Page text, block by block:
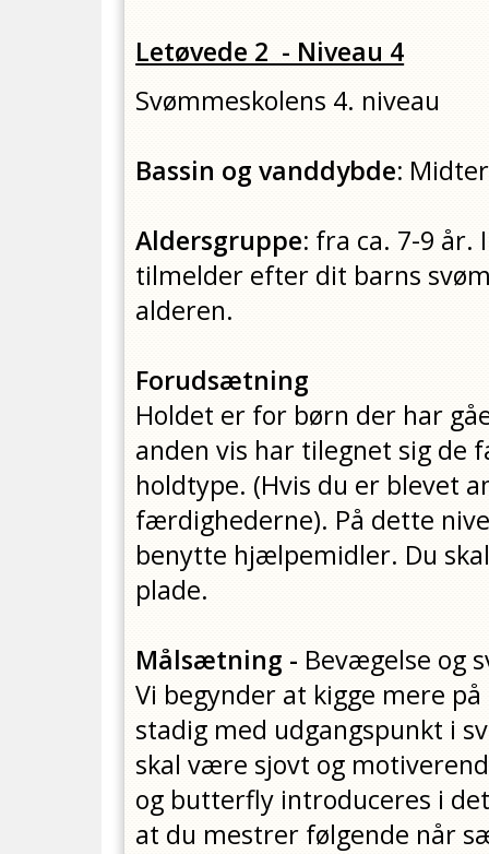
Letøvede 2 - Niveau 4
Svømmeskolens 4. niveau
Bassin og vanddybde:
Aldersgruppe: fra ca. 7-9 år.
tilmelder efter dit barns
alderen.
Forudsætning
Holdet er for børn der har
anden vis har tilegnet sig de
holdtype. (Hvis du er blevet
færdighederne). På dette
benytte hjælpemidler. Du
plade.
Målsætning - Bevægelse og
Vi begynder at kigge mere
stadig med udgangspunkt i
skal være sjovt og
og butterfly introduceres i
at du mestrer følgende når